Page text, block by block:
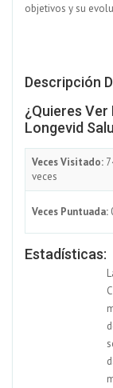
objetivos y su
Descripción
¿Quieres Ver
Longevid
Veces Visitado:
veces
Veces Puntuada:
Estadísticas: